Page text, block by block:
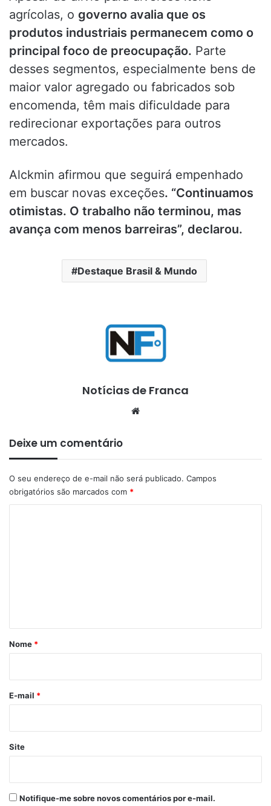
agrícolas, o governo avalia que os
produtos industriais permanecem como o
principal foco de preocupação. Parte
desses segmentos, especialmente bens de
maior valor agregado ou fabricados sob
encomenda, têm mais dificuldade para
redirecionar exportações para outros
mercados.
Alckmin afirmou que seguirá empenhado
em buscar novas exceções. “Continuamos
otimistas. O trabalho não terminou, mas
avança com menos barreiras”, declarou.
Destaque Brasil & Mundo
Notícias de Franca
Deixe um comentário
O seu endereço de e-mail não será publicado. Campos
obrigatórios são marcados com *
r
*
Nome *
E-mail *
Site
Notifique-me sobre novos comentários por e-mail.